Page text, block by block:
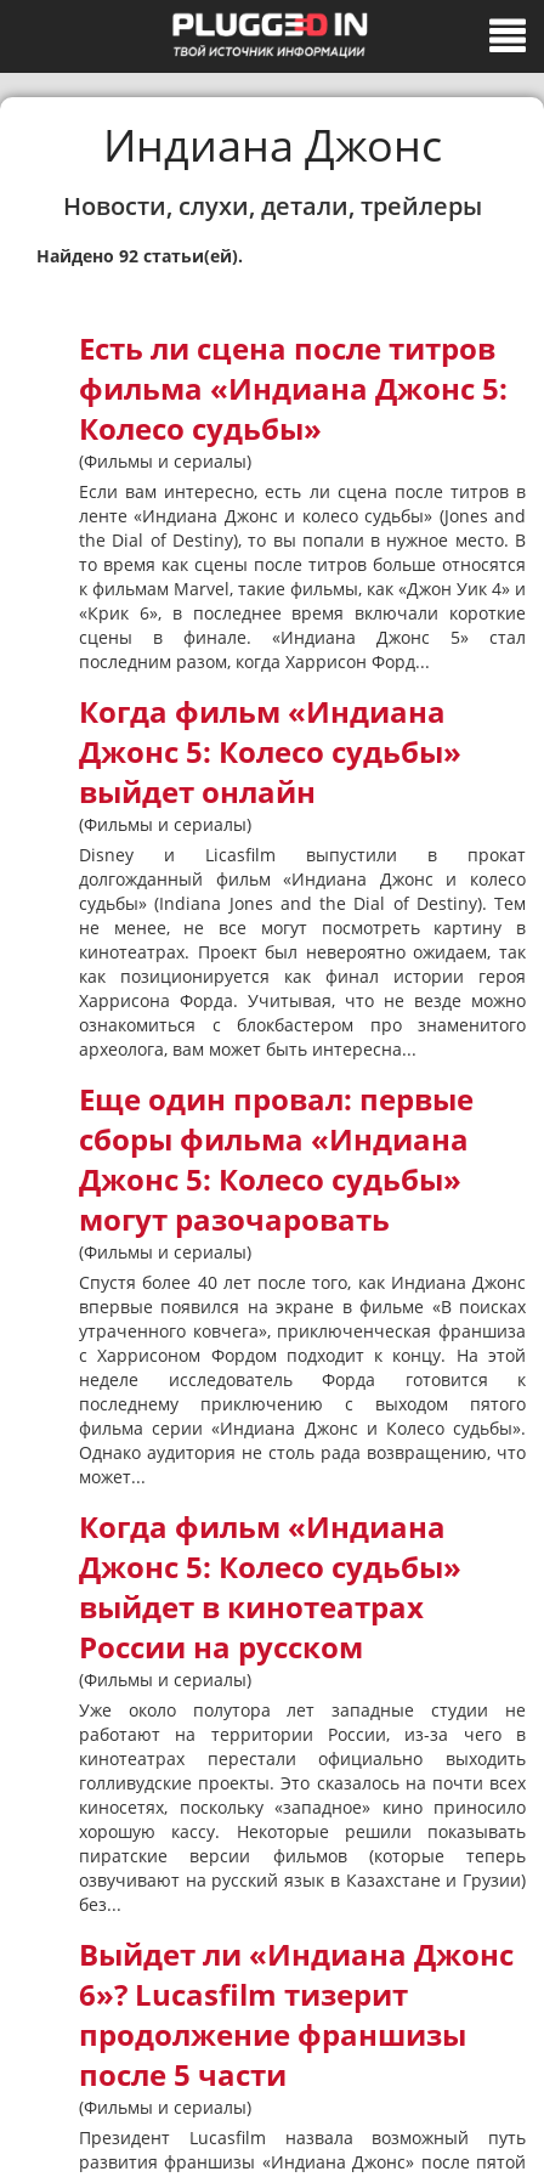
Индиана Джонс
Новости, слухи, детали, трейлеры
Найдено 92 статьи(ей).
Есть ли сцена после титров
фильма «Индиана Джонс 5:
Колесо судьбы»
(Фильмы и сериалы)
Если вам интересно, есть ли сцена после титров в
ленте «Индиана Джонс и колесо судьбы» (Jones and
the Dial of Destiny), то вы попали в нужное место. В
то время как сцены после титров больше относятся
к фильмам Marvel, такие фильмы, как «Джон Уик 4» и
«Крик 6», в последнее время включали короткие
сцены в финале. «Индиана Джонс 5» стал
последним разом, когда Харрисон Форд...
Когда фильм «Индиана
Джонс 5: Колесо судьбы»
выйдет онлайн
(Фильмы и сериалы)
Disney и Licasfilm выпустили в прокат
долгожданный фильм «Индиана Джонс и колесо
судьбы» (Indiana Jones and the Dial of Destiny). Тем
не менее, не все могут посмотреть картину в
кинотеатрах. Проект был невероятно ожидаем, так
как позиционируется как финал истории героя
Харрисона Форда. Учитывая, что не везде можно
ознакомиться с блокбастером про знаменитого
археолога, вам может быть интересна...
Еще один провал: первые
сборы фильма «Индиана
Джонс 5: Колесо судьбы»
могут разочаровать
(Фильмы и сериалы)
Спустя более 40 лет после того, как Индиана Джонс
впервые появился на экране в фильме «В поисках
утраченного ковчега», приключенческая франшиза
с Харрисоном Фордом подходит к концу. На этой
неделе исследователь Форда готовится к
последнему приключению с выходом пятого
фильма серии «Индиана Джонс и Колесо судьбы».
Однако аудитория не столь рада возвращению, что
может...
Когда фильм «Индиана
Джонс 5: Колесо судьбы»
выйдет в кинотеатрах
России на русском
(Фильмы и сериалы)
Уже около полутора лет западные студии не
работают на территории России, из-за чего в
кинотеатрах перестали официально выходить
голливудские проекты. Это сказалось на почти всех
киносетях, поскольку «западное» кино приносило
хорошую кассу. Некоторые решили показывать
пиратские версии фильмов (которые теперь
озвучивают на русский язык в Казахстане и Грузии)
без...
Выйдет ли «Индиана Джонс
6»? Lucasfilm тизерит
продолжение франшизы
после 5 части
(Фильмы и сериалы)
Президент Lucasfilm назвала возможный путь
развития франшизы «Индиана Джонс» после пятой